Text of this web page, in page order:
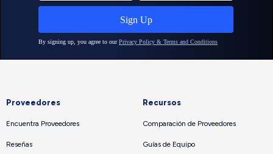
Proveedores
Encuentra Proveedores
Reseñas
Recursos
Comparación de Proveedores
Guías de Equipo